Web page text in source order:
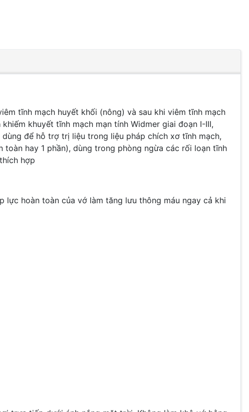
tĩnh mạch huyết khối (nông) và sau khi viêm tĩnh mạch
khuyết tĩnh mạch mạn tính Widmer giai đoạn I-III,
để hỗ trợ trị liệu trong liệu pháp chích xơ tĩnh mạch,
hay 1 phần), dùng trong phòng ngừa các rối loạn tĩnh
hợp
lực hoàn toàn của vớ làm tăng lưu thông máu ngay cả khi